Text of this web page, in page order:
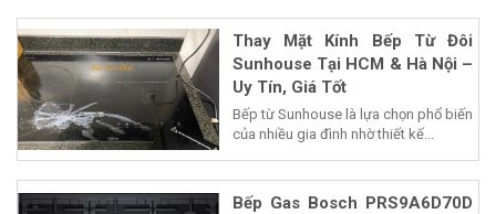
Thay Mặt Kính Bếp Từ Đôi
Sunhouse Tại HCM & Hà Nội –
Uy Tín, Giá Tốt
Bếp từ Sunhouse là lựa chọn phổ biến
của nhiều gia đình nhờ thiết kế...
Bếp Gas Bosch PRS9A6D70D